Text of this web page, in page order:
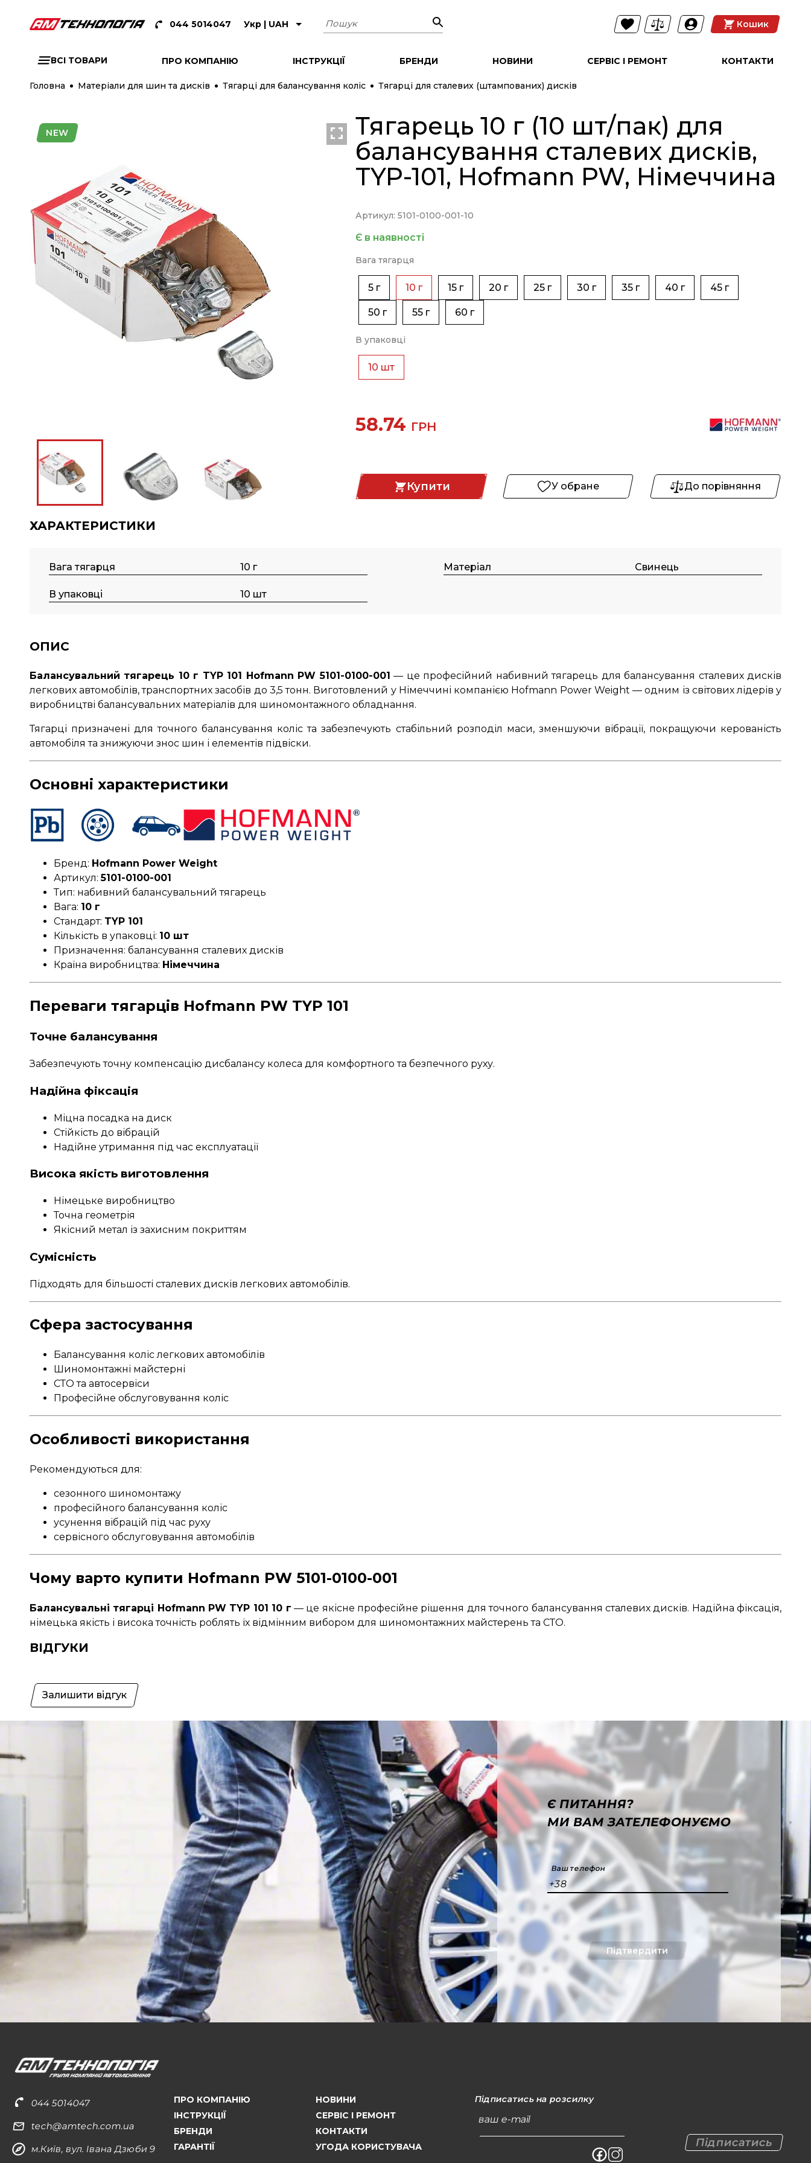
044 5014047 Укр | UAH Пошук Кошик
ВСІ ТОВАРИ ПРО КОМПАНІЮ ІНСТРУКЦІЇ БРЕНДИ НОВИНИ СЕРВІС І РЕМОНТ КОНТАКТИ
Головна Матеріали для шин та дисків Тягарці для балансування коліс Тягарці для сталевих (штампованих) дисків
NEW NEW NEW
Тягарець 10 г (10 шт/пак) для
балансування сталевих дисків,
TYP-101, Hofmann PW, Німеччина
Артикул: 5101-0100-001-10
Є в наявності
Вага тягарця
5 г 10 г 15 г 20 г 25 г 30 г 35 г 40 г 45 г
50 г 55 г 60 г
В упаковці
10 шт
58.74 ГРН
Купити У обране До порівняння
ХАРАКТЕРИСТИКИ
Вага тягарця 10 г Матеріал Свинець
В упаковці 10 шт
ОПИС
Балансувальний тягарець 10 г TYP 101 Hofmann PW 5101-0100-001 — це професійний набивний тягарець для балансування сталевих дисків
легкових автомобілів, транспортних засобів до 3,5 тонн. Виготовлений у Німеччині компанією Hofmann Power Weight — одним із світових лідерів у
виробництві балансувальних матеріалів для шиномонтажного обладнання.
Тягарці призначені для точного балансування коліс та забезпечують стабільний розподіл маси, зменшуючи вібрації, покращуючи керованість
автомобіля та знижуючи знос шин і елементів підвіски.
Основні характеристики
Бренд: Hofmann Power Weight
Артикул:5101-0100-001
Тип: набивний балансувальний тягарець
Вага: 10 г
Стандарт: TYP 101
Кількість в упаковці: 10 шт
Призначення: балансування сталевих дисків
Країна виробництва: Німеччина
Переваги тягарців Hofmann PW TYP 101
Точне балансування
Забезпечують точну компенсацію дисбалансу колеса для комфортного та безпечного руху.
Надійна фіксація
Міцна посадка на диск
Стійкість до вібрацій
Надійне утримання під час експлуатації
Висока якість виготовлення
Німецьке виробництво
Точна геометрія
Якісний метал із захисним покриттям
Сумісність
Підходять для більшості сталевих дисків легкових автомобілів.
Сфера застосування
Балансування коліс легкових автомобілів
Шиномонтажні майстерні
СТО та автосервіси
Професійне обслуговування коліс
Особливості використання
Рекомендуються для:
сезонного шиномонтажу
професійного балансування коліс
усунення вібрацій під час руху
сервісного обслуговування автомобілів
Чому варто купити Hofmann PW 5101-0100-001
Балансувальні тягарці Hofmann PW TYP 101 10 г — це якісне професійне рішення для точного балансування сталевих дисків. Надійна фіксація,
німецька якість і висока точність роблять їх відмінним вибором для шиномонтажних майстерень та СТО.
ВІДГУКИ
Залишити відгук
Є ПИТАННЯ?
МИ ВАМ ЗАТЕЛЕФОНУЄМО
Ваш телефон
+38
Підтвердити
044 5014047
tech@amtech.com.ua
м.Київ, вул. Івана Дзюби 9
ПРО КОМПАНІЮ
ІНСТРУКЦІЇ
БРЕНДИ
ГАРАНТІЇ
НОВИНИ
СЕРВІС І РЕМОНТ
КОНТАКТИ
УГОДА КОРИСТУВАЧА
Підписатись на розсилку
ваш e-mail
Підписатись